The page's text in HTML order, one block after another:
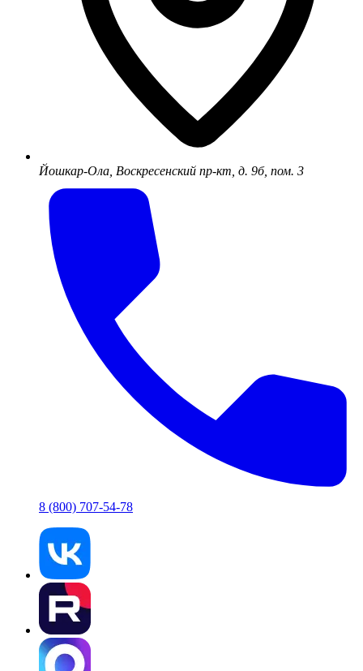
Йошкар-Ола, Воскресенский пр-кт, д. 9б, пом. 3
8 (800) 707-54-78